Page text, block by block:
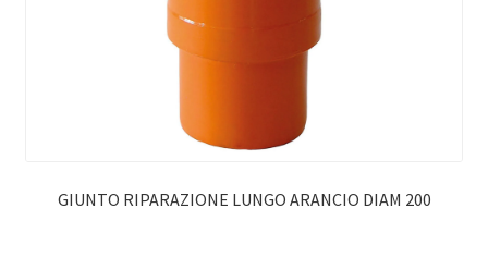
GIUNTO RIPARAZIONE LUNGO ARANCIO DIAM 200